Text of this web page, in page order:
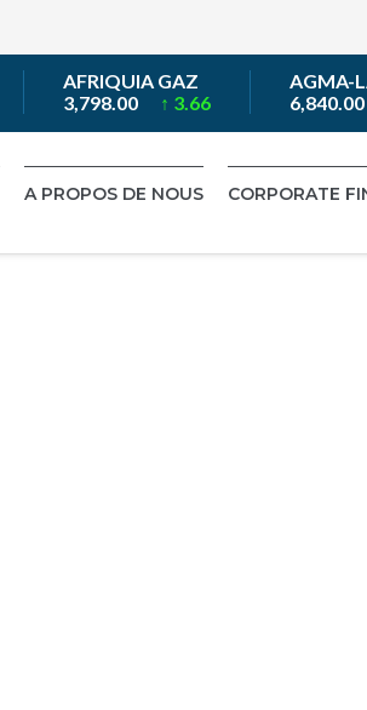
AFRIQUIA GAZ
3,798.00↑ 3.66
AGMA-
6,840.00
A PROPOS DE NOUS CORPORATE